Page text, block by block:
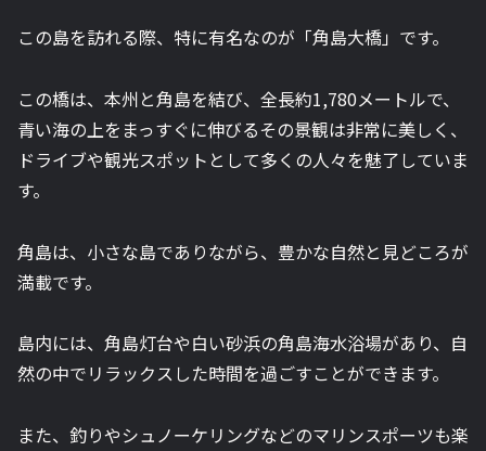
この島を訪れる際、特に有名なのが「角島大橋」です。
この橋は、本州と角島を結び、全長約1,780メートルで、
青い海の上をまっすぐに伸びるその景観は非常に美しく、
ドライブや観光スポットとして多くの人々を魅了していま
す。
角島は、小さな島でありながら、豊かな自然と見どころが
満載です。
島内には、角島灯台や白い砂浜の角島海水浴場があり、自
然の中でリラックスした時間を過ごすことができます。
また、釣りやシュノーケリングなどのマリンスポーツも楽